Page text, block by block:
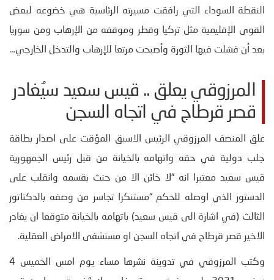
النقطة السوداء التي رافقت مسيرته الرئاسية هي خضوعه لبعض
القوى الإقليمية مثل تركيا وقطر وموقفه من الإرهاب ومن سوريا
بعد أن فشلت فيها الثورة وأصبحت مرتعا للإرهاب والتدخل الخارجي…
المرزوقي يعلق .. قيس سعيد سيُغادر
قصر قرطاج في اتجاه السجن
علق المنصف المرزوقي الرئيس الاسبق المؤقت على اصدار بطاقة
جلب دولية في حقه واتهامه بالخيانة من قبل رئيس الجمهورية
قيس سعيد معتبرا انه “لا خائن الا من حنث بقسمه وانقلب على
الدستور الذي اوصله للحكم “مستنكرا تجاسر من وصفه بالدكتاتور
الثالث (في اشارة الى قيس سعيد) باتهامه بالخيانة متوقعا ان يغادر
الاخير قصر قرطاج في اتجاه السجن او مستشفى الامراض العقلية.
وكتب المرزوقي في تدوينة نشرها مساء يوم امس الخميس 4